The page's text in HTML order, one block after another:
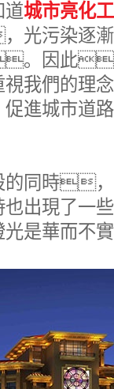
城市亮化
光污染逐
。因此
我們的理
進城市道
同時，
現了一些
是華而不